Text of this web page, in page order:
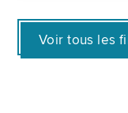
Voir tous les